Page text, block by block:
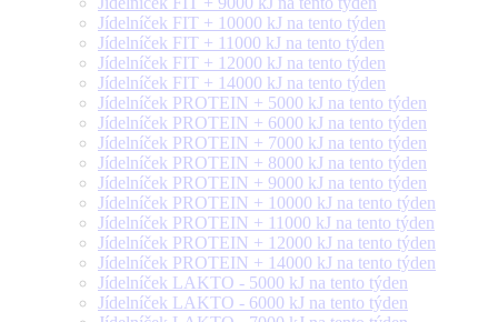
Jídelníček FIT + 10000 kJ na tento týden
Jídelníček FIT + 11000 kJ na tento týden
Jídelníček FIT + 12000 kJ na tento týden
Jídelníček FIT + 14000 kJ na tento týden
Jídelníček PROTEIN + 5000 kJ na tento týden
Jídelníček PROTEIN + 6000 kJ na tento týden
Jídelníček PROTEIN + 7000 kJ na tento týden
Jídelníček PROTEIN + 8000 kJ na tento týden
Jídelníček PROTEIN + 9000 kJ na tento týden
Jídelníček PROTEIN + 10000 kJ na tento týden
Jídelníček PROTEIN + 11000 kJ na tento týden
Jídelníček PROTEIN + 12000 kJ na tento týden
Jídelníček PROTEIN + 14000 kJ na tento týden
Jídelníček LAKTO - 5000 kJ na tento týden
Jídelníček LAKTO - 6000 kJ na tento týden